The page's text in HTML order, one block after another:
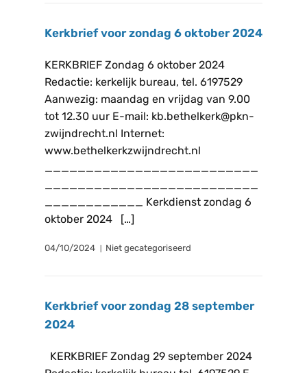
Kerkbrief voor zondag 6 oktober 2024
KERKBRIEF Zondag 6 oktober 2024
Redactie: kerkelijk bureau, tel. 6197529
Aanwezig: maandag en vrijdag van 9.00
tot 12.30 uur E-mail: kb.bethelkerk@pkn-
zwijndrecht.nl Internet:
www.bethelkerkzwijndrecht.nl
__________________________
__________________________
____________ Kerkdienst zondag 6
oktober 2024 […]
04/10/2024 Niet gecategoriseerd
Kerkbrief voor zondag 28 september
2024
KERKBRIEF Zondag 29 september 2024